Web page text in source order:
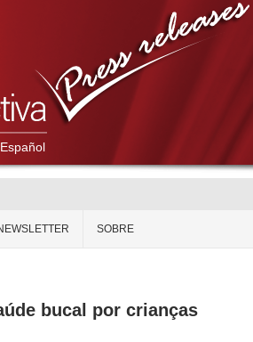
Español
SOBRE
bucal por crianças